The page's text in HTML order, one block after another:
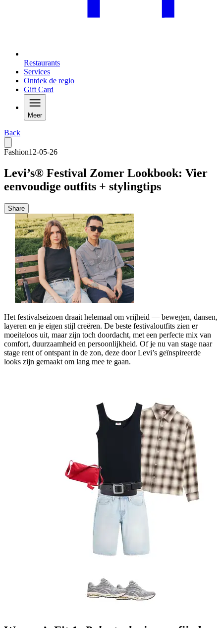
Restaurants
Services
Ontdek de regio
Gift Card
Meer
Back
Fashion12-05-26
Levi’s® Festival Zomer Lookbook: Vier
eenvoudige outfits + stylingtips
Share
Het festivalseizoen draait helemaal om vrijheid — bewegen, dansen,
layeren en je eigen stijl creëren. De beste festivaloutfits zien er
moeiteloos uit, maar zijn toch doordacht, met een perfecte mix van
comfort, duurzaamheid en persoonlijkheid. Of je nu van stage naar
stage rent of ontspant in de zon, deze door Levi’s geïnspireerde
looks zijn gemaakt om lang mee te gaan.